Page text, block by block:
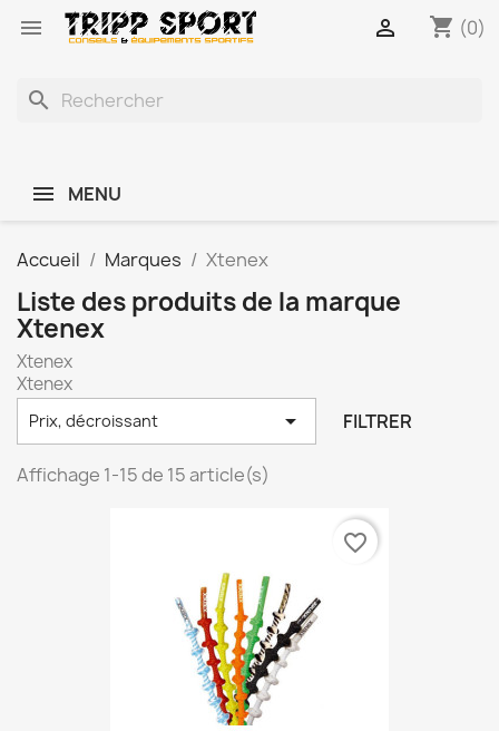
 shopping_cart (0)

search
MENU
Accueil Marques Xtenex
Liste des produits de la marque
Xtenex
Xtenex
Xtenex
Prix, décroissant  FILTRER
Affichage 1-15 de 15 article(s)
favorite_border